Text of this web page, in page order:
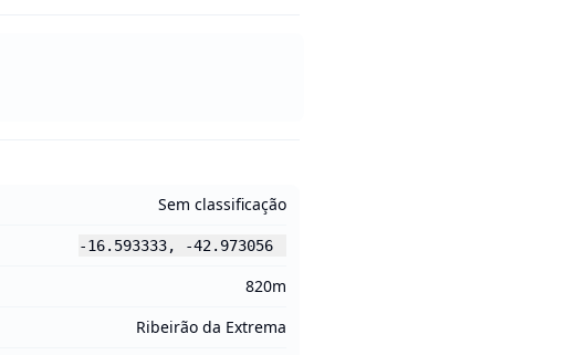
Sem classificação
-16.593333, -42.973056
820m
Ribeirão da Extrema